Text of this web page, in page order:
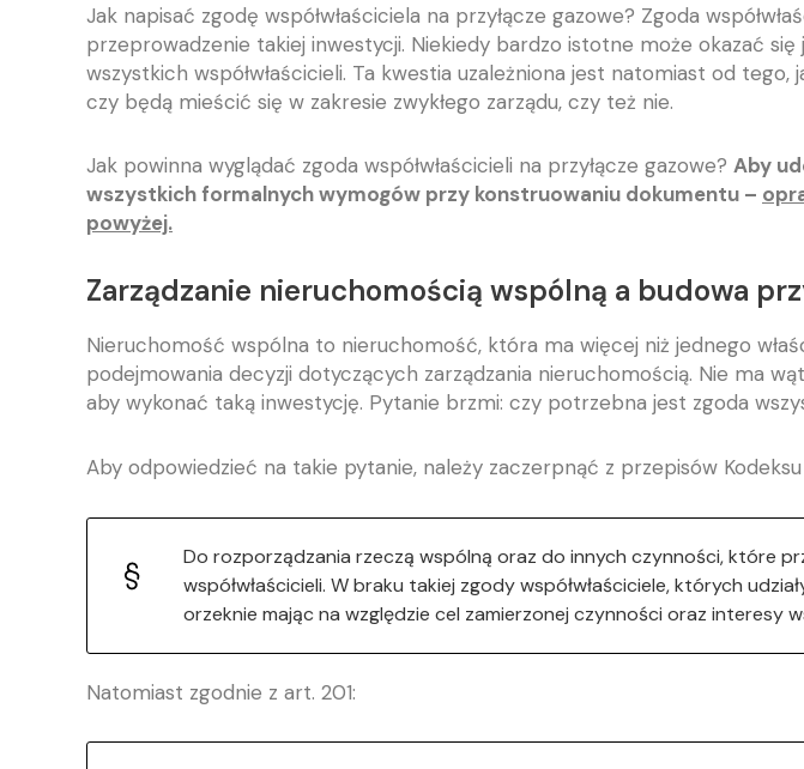
Jak napisać zgodę współwłaściciela na przyłącze gazowe? Zgoda
przeprowadzenie takiej inwestycji. Niekiedy bardzo istotne może okazać
wszystkich współwłaścicieli. Ta kwestia uzależniona jest natomiast od
czy będą mieścić się w zakresie zwykłego zarządu, czy też nie.
Jak powinna wyglądać zgoda współwłaścicieli na przyłącze gazowe? Aby
wszystkich formalnych wymogów przy konstruowaniu dokumentu –
powyżej.
Zarządzanie nieruchomością wspólną a budowa
Nieruchomość wspólna to nieruchomość, która ma więcej niż jednego
podejmowania decyzji dotyczących zarządzania nieruchomością. Nie ma
aby wykonać taką inwestycję. Pytanie brzmi: czy potrzebna jest zgoda
Aby odpowiedzieć na takie pytanie, należy zaczerpnąć z przepisów
Do rozporządzania rzeczą wspólną oraz do innych czynności, które
współwłaścicieli. W braku takiej zgody współwłaściciele, których
orzeknie mając na względzie cel zamierzonej czynności oraz interesy
Natomiast zgodnie z art. 201: